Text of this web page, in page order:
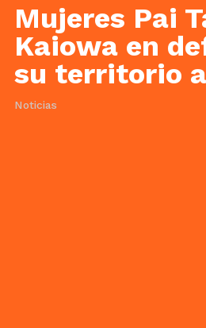
Mujeres Pai
Kaiowa en
su territorio
Noticias